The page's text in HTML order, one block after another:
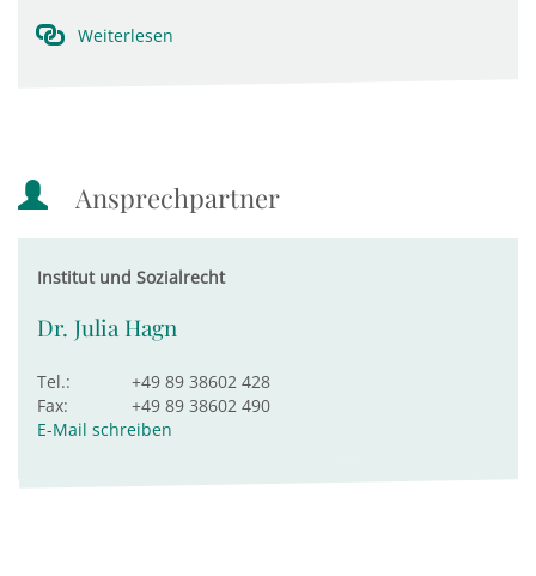
Weiterlesen
Ansprechpartner
Institut und Sozialrecht
Dr. Julia Hagn
Tel.:
+49 89 38602 428
Fax:
+49 89 38602 490
E-Mail schreiben